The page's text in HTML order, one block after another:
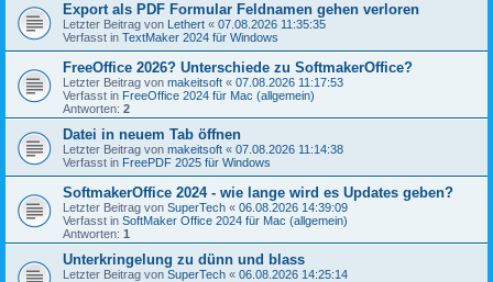
Export als PDF Formular Feldnamen gehen verloren
Letzter Beitrag von Lethert « 07.08.2026 11:35:35
Verfasst in TextMaker 2024 für Windows
FreeOffice 2026? Unterschiede zu SoftmakerOffice?
Letzter Beitrag von makeitsoft « 07.08.2026 11:17:53
Verfasst in FreeOffice 2024 für Mac (allgemein)
Antworten: 2
Datei in neuem Tab öffnen
Letzter Beitrag von makeitsoft « 07.08.2026 11:14:38
Verfasst in FreePDF 2025 für Windows
SoftmakerOffice 2024 - wie lange wird es Updates geben?
Letzter Beitrag von SuperTech « 06.08.2026 14:39:09
Verfasst in SoftMaker Office 2024 für Mac (allgemein)
Antworten: 1
Unterkringelung zu dünn und blass
Letzter Beitrag von SuperTech « 06.08.2026 14:25:14